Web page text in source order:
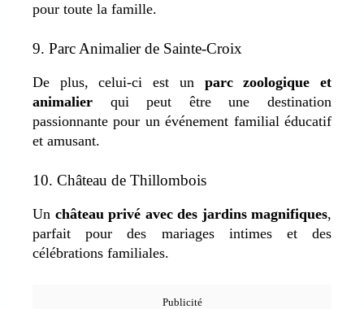
pour toute la famille.
9. Parc Animalier de Sainte-Croix
De plus, celui-ci est un parc zoologique et
animalier qui peut être une destination
passionnante pour un événement familial éducatif
et amusant.
10. Château de Thillombois
Un château privé avec des jardins magnifiques,
parfait pour des mariages intimes et des
célébrations familiales.